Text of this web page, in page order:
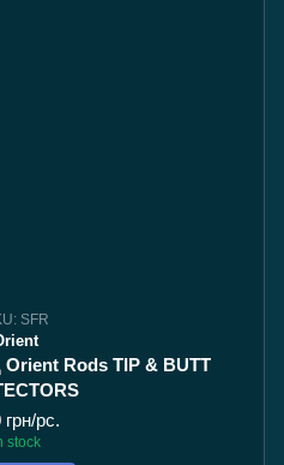
SFR
Rods TIP & BUTT
грн/pc.
stock